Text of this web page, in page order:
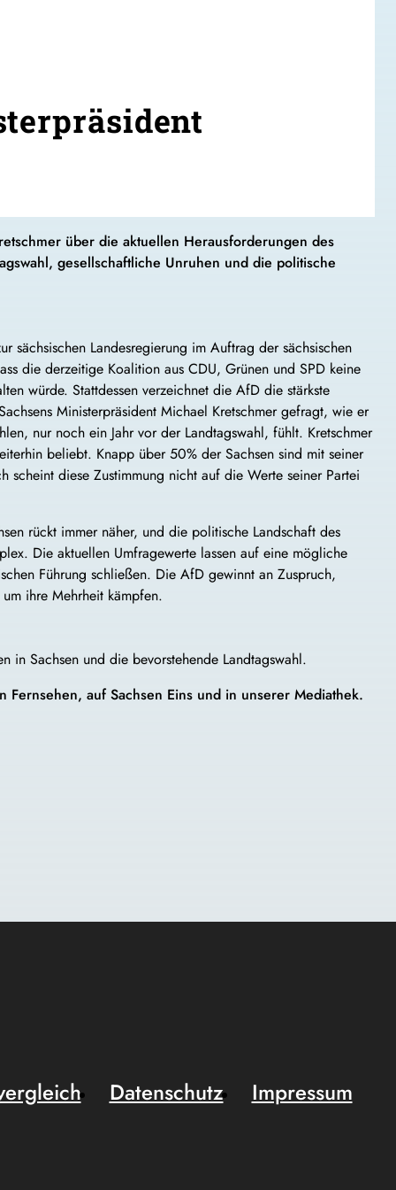
über die aktuellen Herausforderungen des
gesellschaftliche Unruhen und die politische
sächsischen Landesregierung im Auftrag der sächsischen
die derzeitige Koalition aus CDU, Grünen und SPD keine
würde. Stattdessen verzeichnet die AfD die stärkste
Ministerpräsident Michael Kretschmer gefragt, wie er
nur noch ein Jahr vor der Landtagswahl, fühlt. Kretschmer
beliebt. Knapp über 50% der Sachsen sind mit seiner
scheint diese Zustimmung nicht auf die Werte seiner Partei
rückt immer näher, und die politische Landschaft des
Die aktuellen Umfragewerte lassen auf eine mögliche
Führung schließen. Die AfD gewinnt an Zuspruch,
ihre Mehrheit kämpfen.
in Sachsen und die bevorstehende Landtagswahl.
auf Sachsen Eins und in unserer Mediathek.
Datenschutz
Impressum